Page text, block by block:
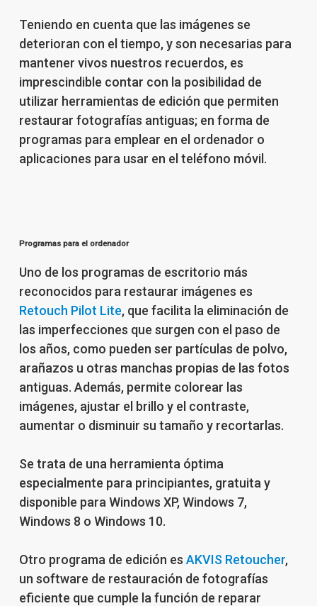
Teniendo en cuenta que las imágenes se
deterioran con el tiempo, y son necesarias para
mantener vivos nuestros recuerdos, es
imprescindible contar con la posibilidad de
utilizar herramientas de edición que permiten
restaurar fotografías antiguas; en forma de
programas para emplear en el ordenador o
aplicaciones para usar en el teléfono móvil.
Programas para el ordenador
Uno de los programas de escritorio más
reconocidos para restaurar imágenes es
Retouch Pilot Lite, que facilita la eliminación de
las imperfecciones que surgen con el paso de
los años, como pueden ser partículas de polvo,
arañazos u otras manchas propias de las fotos
antiguas. Además, permite colorear las
imágenes, ajustar el brillo y el contraste,
aumentar o disminuir su tamaño y recortarlas.
Se trata de una herramienta óptima
especialmente para principiantes, gratuita y
disponible para Windows XP, Windows 7,
Windows 8 o Windows 10.
Otro programa de edición es AKVIS Retoucher,
un software de restauración de fotografías
eficiente que cumple la función de reparar